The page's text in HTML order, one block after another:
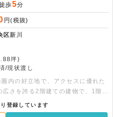
歩5分
円(税抜)
区新川
坪)
/現状渡し
内の好立地で、アクセスに優れた
さを誇る2階建ての建物で、1階と
の高いレイアウトが可能です。飲
ニーズに安定して応える良好な条件
登録しています